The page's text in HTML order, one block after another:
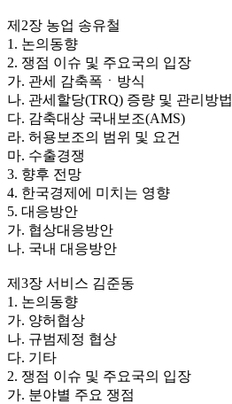
제2장 농업 송유철
1. 논의동향
2. 쟁점 이슈 및 주요국의 입장
가. 관세 감축폭ㆍ방식
나. 관세할당(TRQ) 증량 및 관리방법
다. 감축대상 국내보조(AMS)
라. 허용보조의 범위 및 요건
마. 수출경쟁
3. 향후 전망
4. 한국경제에 미치는 영향
5. 대응방안
가. 협상대응방안
나. 국내 대응방안
제3장 서비스 김준동
1. 논의동향
가. 양허협상
나. 규범제정 협상
다. 기타
2. 쟁점 이슈 및 주요국의 입장
가. 분야별 주요 쟁점